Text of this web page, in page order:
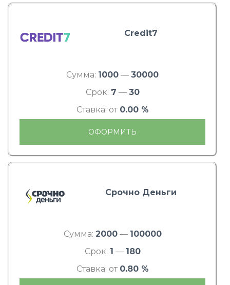
Credit7
Сумма: 1000 — 30000
Срок: 7 — 30
Ставка: от 0.00 %
ОФОРМИТЬ
Срочно Деньги
Сумма: 2000— 100000
Срок: 1 — 180
Ставка: от 0.80 %